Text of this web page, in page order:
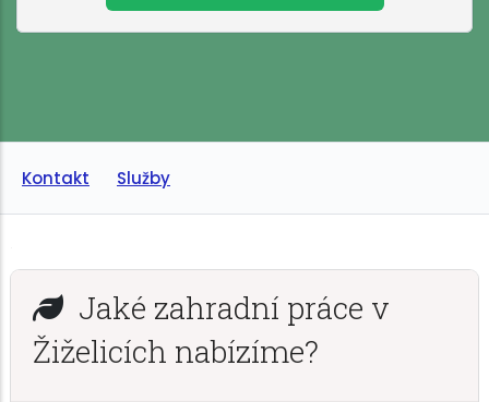
Kontakt Služby
Jaké zahradní práce v
Žiželicích nabízíme?